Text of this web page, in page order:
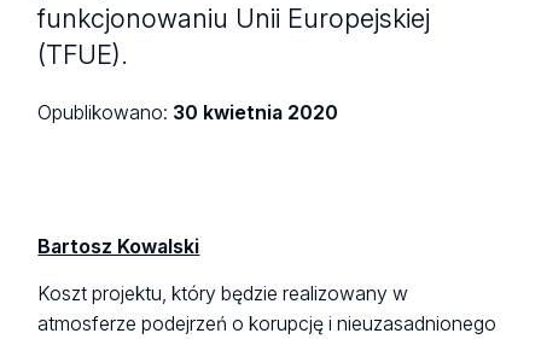
funkcjonowaniu Unii Europejskiej
(TFUE).
Opublikowano: 30 kwietnia 2020
Bartosz Kowalski
Koszt projektu, który będzie realizowany w
atmosferze podejrzeń o korupcję i nieuzasadnionego